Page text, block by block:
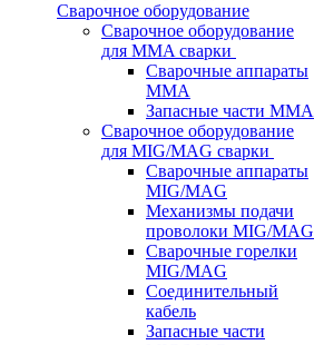
Сварочное оборудование
Сварочное оборудование
для MMA сварки
Сварочные аппараты
MMA
Запасные части MMA
Сварочное оборудование
для MIG/MAG сварки
Сварочные аппараты
MIG/MAG
Механизмы подачи
проволоки MIG/MAG
Сварочные горелки
MIG/MAG
Соединительный
кабель
Запасные части